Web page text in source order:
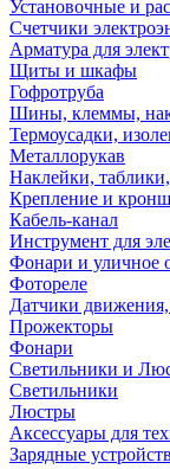
Установочные и
Счетчики
Арматура для
Щиты и шкафы
Гофротруба
Шины, клеммы,
Термоусадки,
Металлорукав
Наклейки,
Крепление и
Кабель-канал
Инструмент для
Фонари и уличное
Фотореле
Датчики
Прожекторы
Фонари
Светильники и
Светильники
Люстры
Аксессуары для
Зарядные